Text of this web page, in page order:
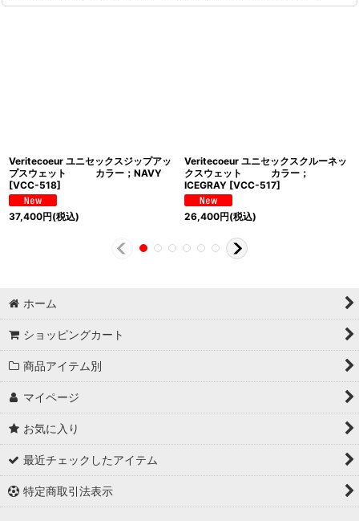
Veritecoeur ユニセックスジップアッ
プスウェット カラー；NAVY
[VCC-518]
37,400円(税込)
Veritecoeur ユニセックスクルーネッ
クスウェット カラー；
ICEGRAY [VCC-517]
26,400円(税込)
ホーム
ショッピングカート
商品アイテム別
マイページ
お気に入り
最近チェックしたアイテム
特定商取引法表示